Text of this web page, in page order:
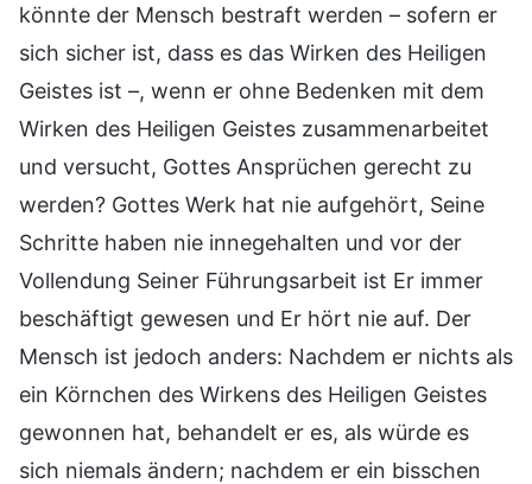
könnte der Mensch bestraft werden – sofern er
sich sicher ist, dass es das Wirken des Heiligen
Geistes ist –, wenn er ohne Bedenken mit dem
Wirken des Heiligen Geistes zusammenarbeitet
und versucht, Gottes Ansprüchen gerecht zu
werden? Gottes Werk hat nie aufgehört, Seine
Schritte haben nie innegehalten und vor der
Vollendung Seiner Führungsarbeit ist Er immer
beschäftigt gewesen und Er hört nie auf. Der
Mensch ist jedoch anders: Nachdem er nichts als
ein Körnchen des Wirkens des Heiligen Geistes
gewonnen hat, behandelt er es, als würde es
sich niemals ändern; nachdem er ein bisschen